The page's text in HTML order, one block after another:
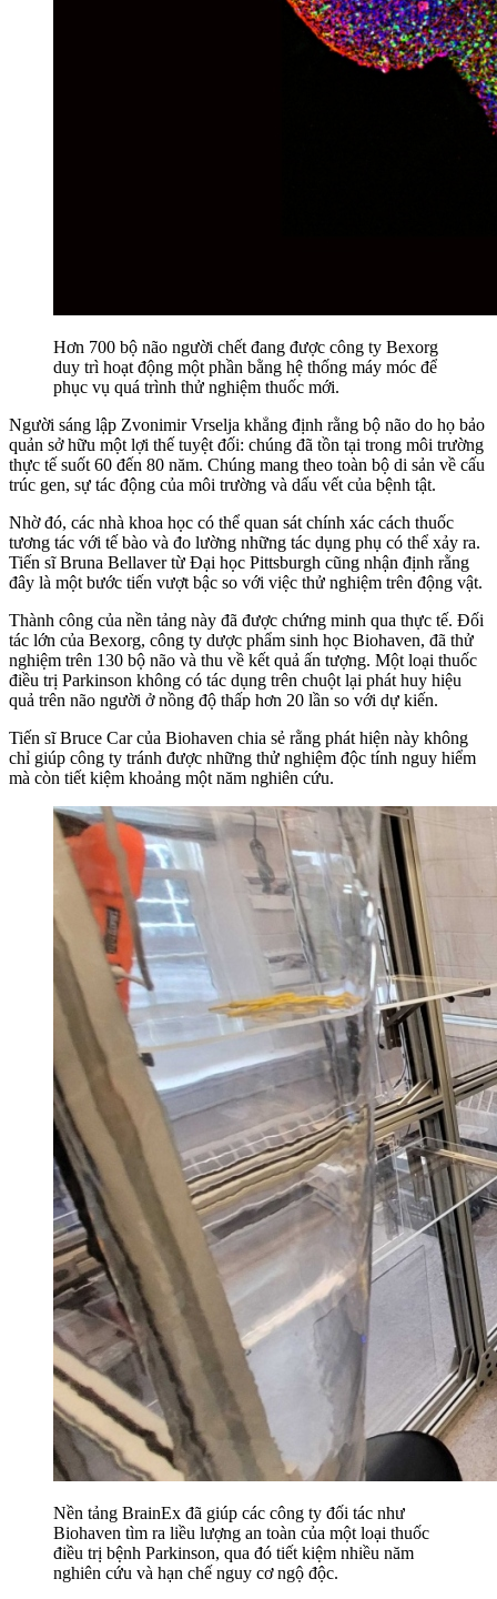
Hơn 700 bộ não người chết đang được công ty Bexorg
duy trì hoạt động một phần bằng hệ thống máy móc để
phục vụ quá trình thử nghiệm thuốc mới.
Người sáng lập Zvonimir Vrselja khẳng định rằng bộ não do họ bảo
quản sở hữu một lợi thế tuyệt đối: chúng đã tồn tại trong môi trường
thực tế suốt 60 đến 80 năm. Chúng mang theo toàn bộ di sản về cấu
trúc gen, sự tác động của môi trường và dấu vết của bệnh tật.
Nhờ đó, các nhà khoa học có thể quan sát chính xác cách thuốc
tương tác với tế bào và đo lường những tác dụng phụ có thể xảy ra.
Tiến sĩ Bruna Bellaver từ Đại học Pittsburgh cũng nhận định rằng
đây là một bước tiến vượt bậc so với việc thử nghiệm trên động vật.
Thành công của nền tảng này đã được chứng minh qua thực tế. Đối
tác lớn của Bexorg, công ty dược phẩm sinh học Biohaven, đã thử
nghiệm trên 130 bộ não và thu về kết quả ấn tượng. Một loại thuốc
điều trị Parkinson không có tác dụng trên chuột lại phát huy hiệu
quả trên não người ở nồng độ thấp hơn 20 lần so với dự kiến.
Tiến sĩ Bruce Car của Biohaven chia sẻ rằng phát hiện này không
chỉ giúp công ty tránh được những thử nghiệm độc tính nguy hiểm
mà còn tiết kiệm khoảng một năm nghiên cứu.
Nền tảng BrainEx đã giúp các công ty đối tác như
Biohaven tìm ra liều lượng an toàn của một loại thuốc
điều trị bệnh Parkinson, qua đó tiết kiệm nhiều năm
nghiên cứu và hạn chế nguy cơ ngộ độc.